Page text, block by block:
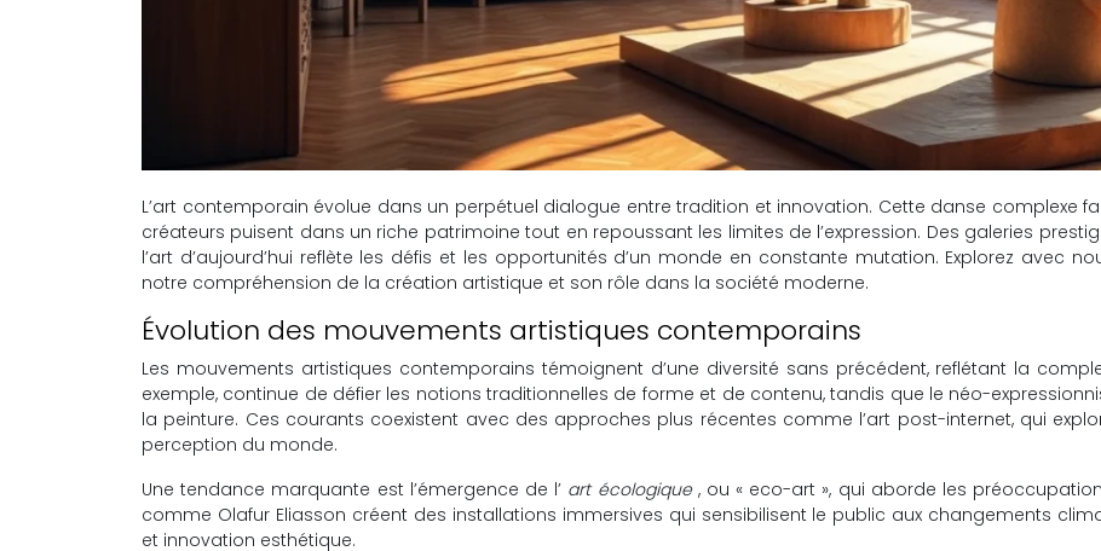
L’art contemporain évolue dans un perpétuel dialogue entre tradition et innovation. Cette danse complexe
créateurs puisent dans un riche patrimoine tout en repoussant les limites de l’expression. Des galeries
l’art d’aujourd’hui reflète les défis et les opportunités d’un monde en constante mutation. Explorez avec
notre compréhension de la création artistique et son rôle dans la société moderne.
Évolution des mouvements artistiques contemporains
Les mouvements artistiques contemporains témoignent d’une diversité sans précédent, reflétant la
exemple, continue de défier les notions traditionnelles de forme et de contenu, tandis que le néo-
la peinture. Ces courants coexistent avec des approches plus récentes comme l’art post-internet, qui
perception du monde.
Une tendance marquante est l’émergence de l’ art écologique , ou « eco-art », qui aborde les
comme Olafur Eliasson créent des installations immersives qui sensibilisent le public aux changements
et innovation esthétique.